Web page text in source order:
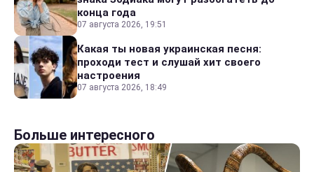
конца года
07 августа 2026, 19:51
Какая ты новая украинская песня:
проходи тест и слушай хит своего
настроения
07 августа 2026, 18:49
Больше интересного